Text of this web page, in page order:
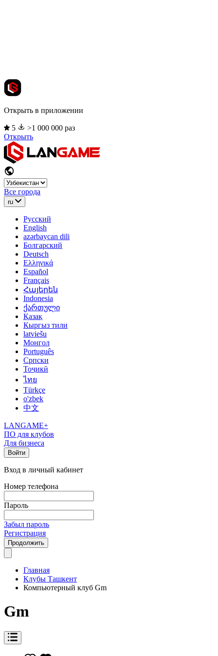
Открыть в приложении
5
>1 000 000 раз
Открыть
Все города
ru
Русский
English
azərbaycan dili
Болгарский
Deutsch
Ελληνικά
Español
Français
Հայերեն
Indonesia
ქართული
Қазақ
Кыргыз тили
latviešu
Монгол
Português
Српски
Тоҷикӣ
ไทย
Türkçe
o'zbek
中文
LANGAME+
ПО для клубов
Для бизнеса
Войти
Вход в личный кабинет
Номер телефона
Пароль
Забыл пароль
Регистрация
Продолжить
Главная
Клубы Ташкент
Компьютерный клуб Gm
Gm